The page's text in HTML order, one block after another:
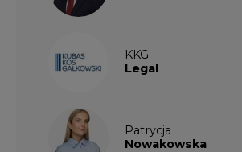
KKG
Legal
Patrycja
Nowakowska